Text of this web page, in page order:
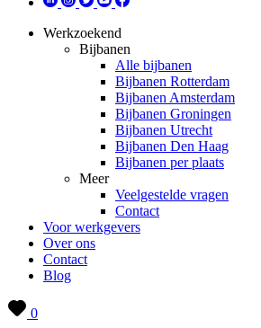
Werkzoekend
Bijbanen
Alle bijbanen
Bijbanen Rotterdam
Bijbanen Amsterdam
Bijbanen Groningen
Bijbanen Utrecht
Bijbanen Den Haag
Bijbanen per plaats
Meer
Veelgestelde vragen
Contact
Voor werkgevers
Over ons
Contact
Blog
0